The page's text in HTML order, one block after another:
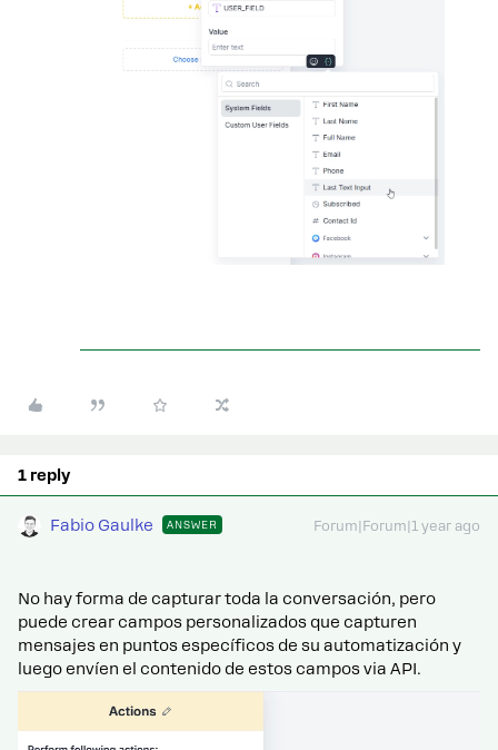
1 reply
Fabio Gaulke ANSWER Forum|Forum|1 year ago
No hay forma de capturar toda la conversación, pero
puede crear campos personalizados que capturen
mensajes en puntos específicos de su automatización y
luego envíen el contenido de estos campos via API.